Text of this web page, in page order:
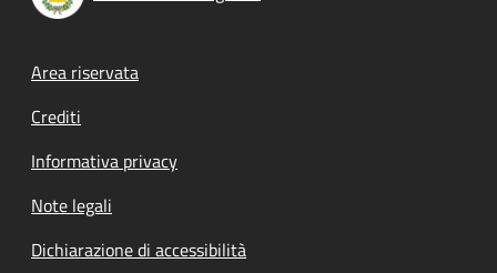
Footer menu
Area riservata
Crediti
Informativa privacy
Note legali
Dichiarazione di accessibilità